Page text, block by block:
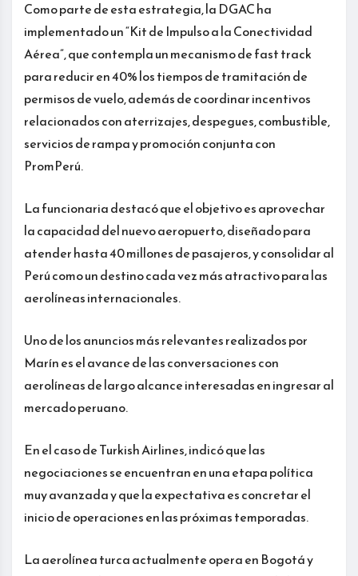
Como parte de esta estrategia, la DGAC ha
implementado un “Kit de Impulso a la Conectividad
Aérea”, que contempla un mecanismo de fast track
para reducir en 40% los tiempos de tramitación de
permisos de vuelo, además de coordinar incentivos
relacionados con aterrizajes, despegues, combustible,
servicios de rampa y promoción conjunta con
PromPerú.
La funcionaria destacó que el objetivo es aprovechar
la capacidad del nuevo aeropuerto, diseñado para
atender hasta 40 millones de pasajeros, y consolidar al
Perú como un destino cada vez más atractivo para las
aerolíneas internacionales.
Uno de los anuncios más relevantes realizados por
Marín es el avance de las conversaciones con
aerolíneas de largo alcance interesadas en ingresar al
mercado peruano.
En el caso de Turkish Airlines, indicó que las
negociaciones se encuentran en una etapa política
muy avanzada y que la expectativa es concretar el
inicio de operaciones en las próximas temporadas.
La aerolínea turca actualmente opera en Bogotá y